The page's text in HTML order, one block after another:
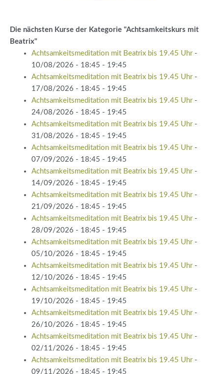
Die nächsten Kurse der Kategorie "Achtsamkeitskurs mit
Beatrix"
Achtsamkeitsmeditation mit Beatrix bis 19.45 Uhr-
10/08/2026 - 18:45 - 19:45
Achtsamkeitsmeditation mit Beatrix bis 19.45 Uhr-
17/08/2026 - 18:45 - 19:45
Achtsamkeitsmeditation mit Beatrix bis 19.45 Uhr-
24/08/2026 - 18:45 - 19:45
Achtsamkeitsmeditation mit Beatrix bis 19.45 Uhr-
31/08/2026 - 18:45 - 19:45
Achtsamkeitsmeditation mit Beatrix bis 19.45 Uhr-
07/09/2026 - 18:45 - 19:45
Achtsamkeitsmeditation mit Beatrix bis 19.45 Uhr-
14/09/2026 - 18:45 - 19:45
Achtsamkeitsmeditation mit Beatrix bis 19.45 Uhr-
21/09/2026 - 18:45 - 19:45
Achtsamkeitsmeditation mit Beatrix bis 19.45 Uhr-
28/09/2026 - 18:45 - 19:45
Achtsamkeitsmeditation mit Beatrix bis 19.45 Uhr-
05/10/2026 - 18:45 - 19:45
Achtsamkeitsmeditation mit Beatrix bis 19.45 Uhr-
12/10/2026 - 18:45 - 19:45
Achtsamkeitsmeditation mit Beatrix bis 19.45 Uhr-
19/10/2026 - 18:45 - 19:45
Achtsamkeitsmeditation mit Beatrix bis 19.45 Uhr-
26/10/2026 - 18:45 - 19:45
Achtsamkeitsmeditation mit Beatrix bis 19.45 Uhr-
02/11/2026 - 18:45 - 19:45
Achtsamkeitsmeditation mit Beatrix bis 19.45 Uhr-
09/11/2026 - 18:45 - 19:45